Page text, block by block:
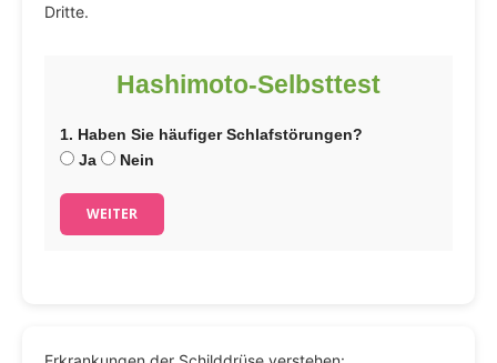
Dritte.
Hashimoto-Selbsttest
1. Haben Sie häufiger Schlafstörungen?
Ja
Nein
WEITER